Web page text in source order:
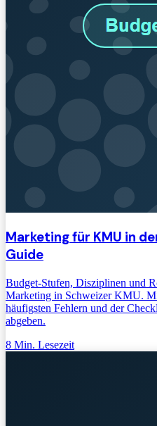
Marketing für KMU in
Guide
Budget-Stufen, Disziplinen und
Marketing in Schweizer KMU.
häufigsten Fehlern und der
abgeben.
8 Min. Lesezeit